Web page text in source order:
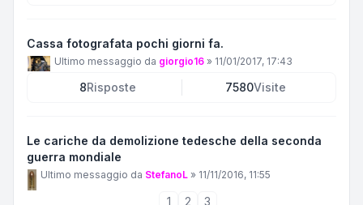
Cassa fotografata pochi giorni fa.
Ultimo messaggio da giorgio16 » 11/01/2017, 17:43
8Risposte 7580Visite
Le cariche da demolizione tedesche della seconda
guerra mondiale
Ultimo messaggio da StefanoL » 11/11/2016, 11:55
1 2
3